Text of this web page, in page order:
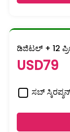
ಡಿಜಿಟಲ್ + 12
USD79
ಸಬ್